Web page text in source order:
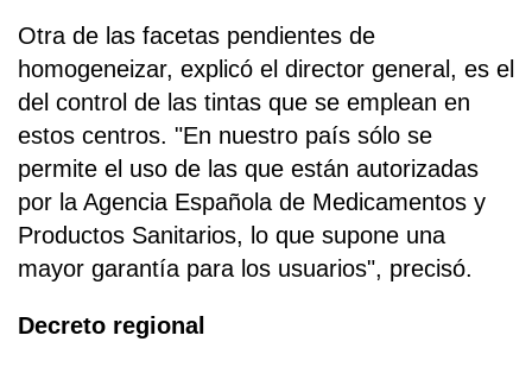
Otra de las facetas pendientes de
homogeneizar, explicó el director general, es el
del control de las tintas que se emplean en
estos centros. "En nuestro país sólo se
permite el uso de las que están autorizadas
por la Agencia Española de Medicamentos y
Productos Sanitarios, lo que supone una
mayor garantía para los usuarios", precisó.
Decreto regional